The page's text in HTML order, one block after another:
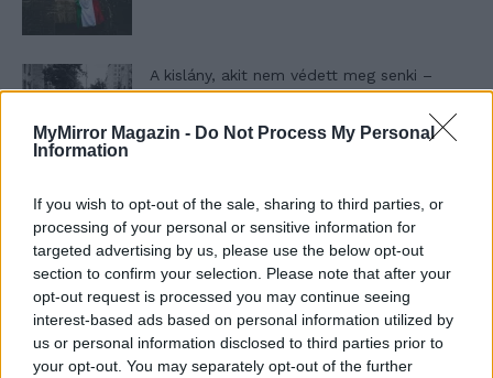
MyMirror Magazin - Do Not Process My Personal
Information
If you wish to opt-out of the sale, sharing to third parties, or
processing of your personal or sensitive information for
targeted advertising by us, please use the below opt-out
section to confirm your selection. Please note that after your
opt-out request is processed you may continue seeing
interest-based ads based on personal information utilized by
us or personal information disclosed to third parties prior to
your opt-out. You may separately opt-out of the further
A kislány, akit nem védett meg senki –
Lyhanna története
rész
T. szereti a fiatal lányokat 13. rész